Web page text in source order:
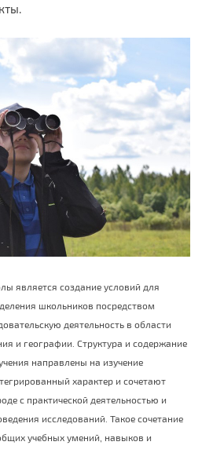
является создание условий для
школьников посредством
деятельность в области
и географии. Структура и содержание
направлены на изучение
характер и сочетают
с практической деятельностью и
исследований. Такое сочетание
учебных умений, навыков и